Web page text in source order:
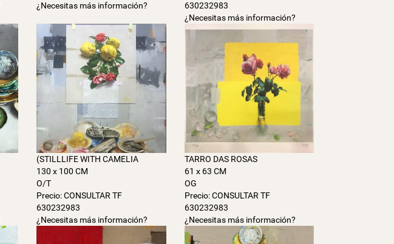
¿Necesitas más información?
630232983
¿Necesitas más información?
(STILLLIFE WITH CAMELIA
130 x 100 CM
O/T
Precio: CONSULTAR TF
630232983
¿Necesitas más información?
TARRO DAS ROSAS
61 x 63 CM
OG
Precio: CONSULTAR TF
630232983
¿Necesitas más información?